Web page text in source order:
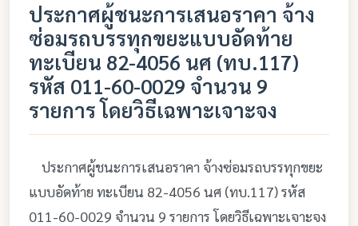
ประกาศผู้ชนะการเสนอราคา จ้าง
ซ่อมรถบรรทุกขยะแบบอัดท้าย
ทะเบียน 82-4056 นศ (ทบ.117)
รหัส 011-60-0029 จำนวน 9
รายการ โดยวิธีเฉพาะเจาะจง
ประกาศผู้ชนะการเสนอราคา จ้างซ่อมรถบรรทุกขยะ
แบบอัดท้าย ทะเบียน 82-4056 นศ (ทบ.117) รหัส
011-60-0029 จำนวน 9 รายการ โดยวิธีเฉพาะเจาะจง